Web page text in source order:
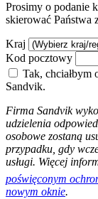
Prosimy o podanie
skierować Państwa
Kraj
Kod pocztowy
Tak, chciałbym
Sandvik.
Firma Sandvik
udzielenia
osobowe zostaną
przypadku, gdy
usługi. Więcej
poświęconym
nowym oknie.